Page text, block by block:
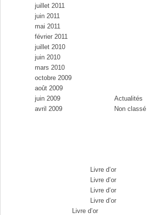
juillet 2011
juin 2011
mai 2011
février 2011
juillet 2010
juin 2010
mars 2010
octobre 2009
août 2009
juin 2009
avril 2009
Actualités
Non classé
Livre d’or
Livre d’or
Livre d’or
Livre d’or
Livre d’or